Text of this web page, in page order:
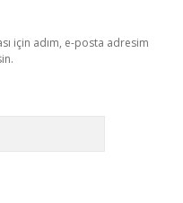
için adım, e-posta adresim